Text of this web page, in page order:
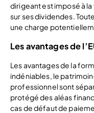
dirigeant est imposé à
sur ses dividendes.
une charge
Les avantages de
Les avantages de la
indéniables, le
professionnel sont
protégé des aléas
cas de défaut de